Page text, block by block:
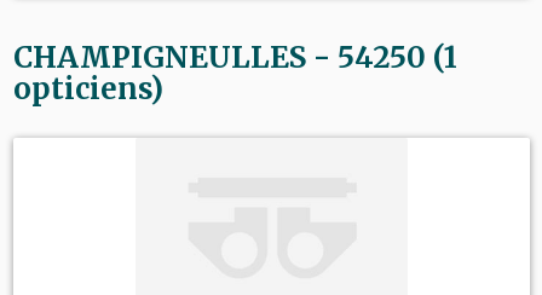
CHAMPIGNEULLES - 54250 (1
opticiens)